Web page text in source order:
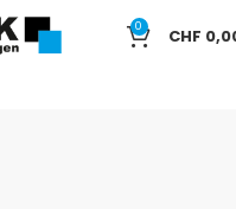
0 CHF